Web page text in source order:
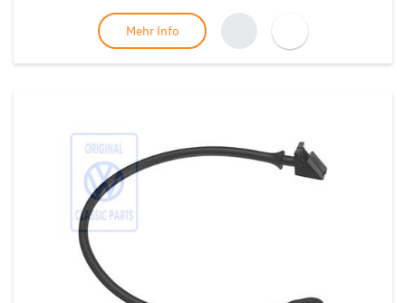
Mehr Info